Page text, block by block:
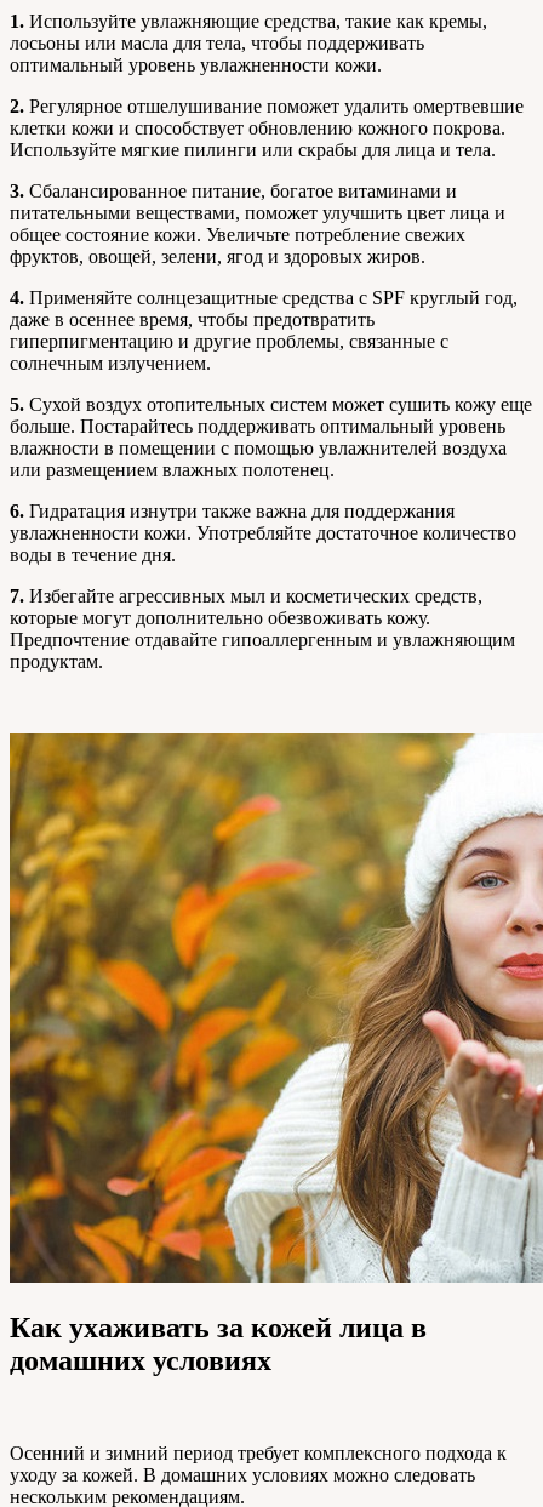
1. Используйте увлажняющие средства, такие как кремы,
лосьоны или масла для тела, чтобы поддерживать
оптимальный уровень увлажненности кожи.
2. Регулярное отшелушивание поможет удалить омертвевшие
клетки кожи и способствует обновлению кожного покрова.
Используйте мягкие пилинги или скрабы для лица и тела.
3. Сбалансированное питание, богатое витаминами и
питательными веществами, поможет улучшить цвет лица и
общее состояние кожи. Увеличьте потребление свежих
фруктов, овощей, зелени, ягод и здоровых жиров.
4. Применяйте солнцезащитные средства с SPF круглый год,
даже в осеннее время, чтобы предотвратить
гиперпигментацию и другие проблемы, связанные с
солнечным излучением.
5. Сухой воздух отопительных систем может сушить кожу еще
больше. Постарайтесь поддерживать оптимальный уровень
влажности в помещении с помощью увлажнителей воздуха
или размещением влажных полотенец.
6. Гидратация изнутри также важна для поддержания
увлажненности кожи. Употребляйте достаточное количество
воды в течение дня.
7. Избегайте агрессивных мыл и косметических средств,
которые могут дополнительно обезвоживать кожу.
Предпочтение отдавайте гипоаллергенным и увлажняющим
продуктам.
Как ухаживать за кожей лица в
домашних условиях
Осенний и зимний период требует комплексного подхода к
уходу за кожей. В домашних условиях можно следовать
нескольким рекомендациям.